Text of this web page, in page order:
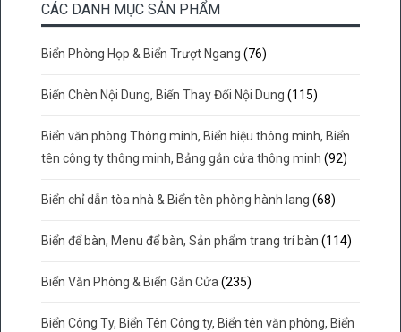
CÁC DANH MỤC SẢN PHẨM
Biển Phòng Họp & Biển Trượt Ngang (76)
Biển Chèn Nội Dung, Biển Thay Đổi Nội Dung (115)
Biển văn phòng Thông minh, Biển hiệu thông minh, Biển
tên công ty thông minh, Bảng gắn cửa thông minh (92)
Biển chỉ dẫn tòa nhà & Biển tên phòng hành lang (68)
Biển để bàn, Menu để bàn, Sản phẩm trang trí bàn (114)
Biển Văn Phòng & Biển Gắn Cửa (235)
Biển Công Ty, Biển Tên Công ty, Biển tên văn phòng, Biển